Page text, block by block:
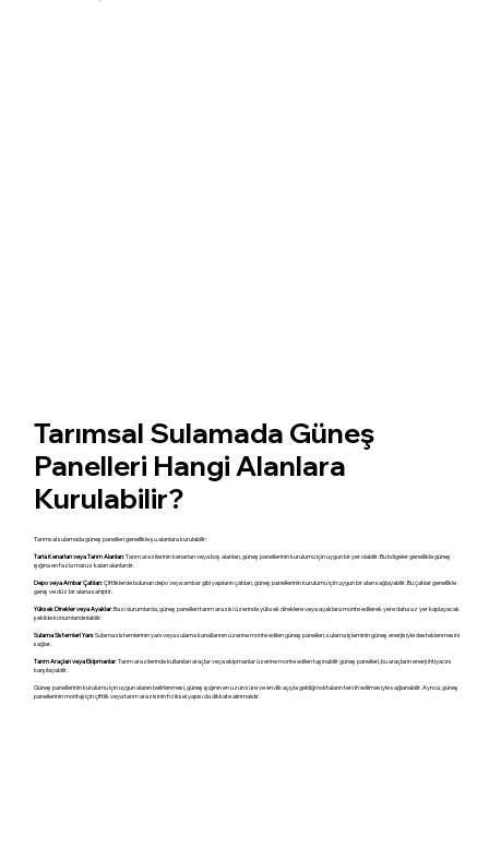
Tarımsal Sulamada Güneş
Panelleri Hangi Alanlara
Kurulabilir?
Tarımsal sulamada güneş panelleri genellikle şu alanlara kurulabilir:
Tarla Kenarları veya Tarım Alanları: Tarım arazilerinin kenarları veya boş alanları, güneş panellerinin kurulumu için uygun bir yer olabilir. Bu bölgeler genellikle güneş
ışığına en fazla maruz kalan alanlardır.
Depo veya Ambar Çatıları: Çiftliklerde bulunan depo veya ambar gibi yapıların çatıları, güneş panellerinin kurulumu için uygun bir alan sağlayabilir. Bu çatılar genellikle
geniş ve düz bir alana sahiptir.
Yüksek Direkler veya Ayaklar: Bazı durumlarda, güneş panelleri tarım arazisi üzerinde yüksek direklere veya ayaklara monte edilerek yere daha az yer kaplayacak
şekilde konumlandırılabilir.
Sulama Sistemleri Yanı: Sulama sistemlerinin yanı veya sulama kanallarının üzerine monte edilen güneş panelleri, sulama işleminin güneş enerjisiyle desteklenmesini
sağlar.
Tarım Araçları veya Ekipmanlar: Tarım arazilerinde kullanılan araçlar veya ekipmanlar üzerine monte edilen taşınabilir güneş panelleri, bu araçların enerji ihtiyacını
karşılayabilir.
Güneş panellerinin kurulumu için uygun alanın belirlenmesi, güneş ışığının en uzun süre ve en dik açıyla geldiği noktaların tercih edilmesiyle sağlanabilir. Ayrıca, güneş
panellerinin montajı için çiftlik veya tarım arazisinin fiziksel yapısı da dikkate alınmalıdır.